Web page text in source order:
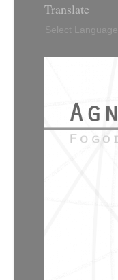
Translate
Select Language